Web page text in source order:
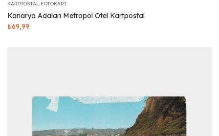
KARTPOSTAL-FOTOKART
Kanarya Adaları Metropol Otel Kartpostal
₺69,99